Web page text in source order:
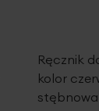
Ręcznik
kolor